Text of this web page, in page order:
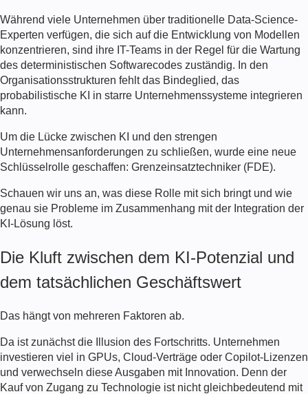
Während viele Unternehmen über traditionelle Data-Science-
Experten verfügen, die sich auf die Entwicklung von Modellen
konzentrieren, sind ihre IT-Teams in der Regel für die Wartung
des deterministischen Softwarecodes zuständig. In den
Organisationsstrukturen fehlt das Bindeglied, das
probabilistische KI in starre Unternehmenssysteme integrieren
kann.
Um die Lücke zwischen KI und den strengen
Unternehmensanforderungen zu schließen, wurde eine neue
Schlüsselrolle geschaffen: Grenzeinsatztechniker (FDE).
Schauen wir uns an, was diese Rolle mit sich bringt und wie
genau sie Probleme im Zusammenhang mit der Integration der
KI-Lösung löst.
Die Kluft zwischen dem KI-Potenzial und
dem tatsächlichen Geschäftswert
Das hängt von mehreren Faktoren ab.
Da ist zunächst die Illusion des Fortschritts. Unternehmen
investieren viel in GPUs, Cloud-Verträge oder Copilot-Lizenzen
und verwechseln diese Ausgaben mit Innovation. Denn der
Kauf von Zugang zu Technologie ist nicht gleichbedeutend mit